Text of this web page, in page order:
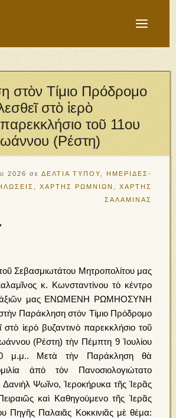
στὸν Τίμιο Πρόδρομο
στὸ ἱερὸ
παρεκκλήσιο τοῦ 11ου
(Ρέστη)
2026 σε ΔΕΛΤΙΑ ΤΥΠΟΥ
ΗΜΕΡΙΔΕΣ-
ΧΑΡΤΗΣ ΡΩΜΝΙΩΝ
ΧΑΡΤΗΣ
ΣΑΛΑΜΙΝΑΣ
Σεβασμιωτάτου Μητροπολίτου μας
κ. Κωνσταντίνου τὸ κέντρο
ἀξιῶν μας ΕΝΩΜΕΝΗ ΡΩΜΗΟΣΥΝΗ
Παράκληση στὸν Τίμιο Πρόδρομο
στὸ ἱερὸ βυζαντινὸ παρεκκλήσιο τοῦ
(Ρέστη) τὴν Πέμπτη 9 Ἰουλίου
μ.μ.. Μετὰ τὴν Παράκληση θὰ
ἀπὸ τὸν Πανοσιολογιώτατο
Δανιὴλ Ψωῖνο, Ἱεροκήρυκα τῆς Ἱερᾶς
καὶ Καθηγούμενο τῆς Ἱερᾶς
Πηγῆς Παλαιᾶς Κοκκινιᾶς μὲ θέμα: